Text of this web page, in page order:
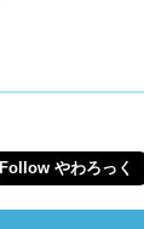
Follow やわろっく